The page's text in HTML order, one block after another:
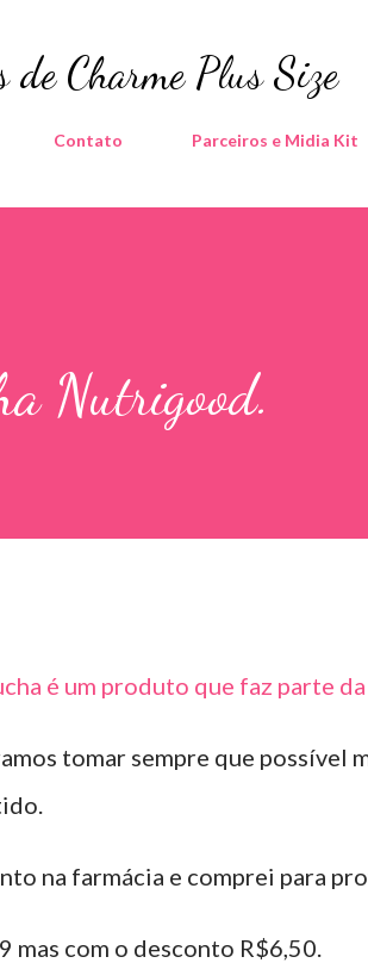
de Charme Plus Size
Contato Parceiros e Midia Kit
Nutrigood.
é um produto que faz parte
tomar sempre que possível
na farmácia e comprei para
mas com o desconto R$6,50.